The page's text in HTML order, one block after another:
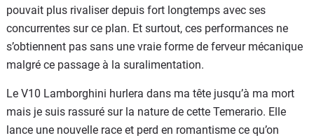
pouvait plus rivaliser depuis fort longtemps avec ses
concurrentes sur ce plan. Et surtout, ces performances ne
s’obtiennent pas sans une vraie forme de ferveur mécanique
malgré ce passage à la suralimentation.
Le V10 Lamborghini hurlera dans ma tête jusqu’à ma mort
mais je suis rassuré sur la nature de cette Temerario. Elle
lance une nouvelle race et perd en romantisme ce qu’on